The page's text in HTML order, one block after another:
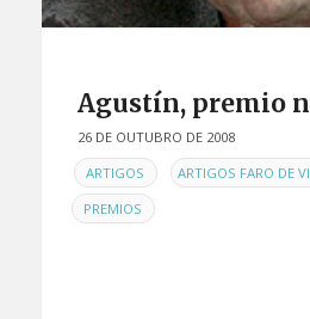
Agustín, premio
26 DE OUTUBRO DE 2008
EN ARTIGOS , ARTIGOS FARO DE
PREMIOS